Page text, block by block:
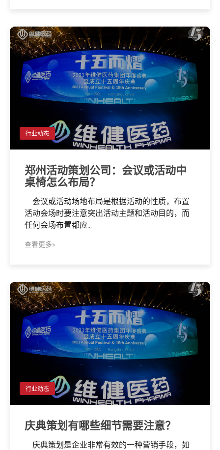
行业动态
郑州活动策划公司：会议或活动中
桌椅怎么布局？
会议或活动场地布局是根据活动的性质，布置
活动会场时要注意突出活动主题和活动目的，而
任何会场布置都应...
查看更多»
行业动态
庆典策划有哪些细节需要注意？
庆典策划是企业非常有效的一种营销手段，如